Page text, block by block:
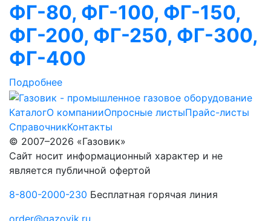
ФГ-80, ФГ-100, ФГ-150,
ФГ-200, ФГ-250, ФГ-300,
ФГ-400
Подробнее
КаталогО компанииОпросные листыПрайс-листы
СправочникКонтакты
© 2007–2026 «Газовик»
Сайт носит информационный характер и не
является публичной офертой
8-800-2000-230 Бесплатная горячая линия
order@gazovik.ru